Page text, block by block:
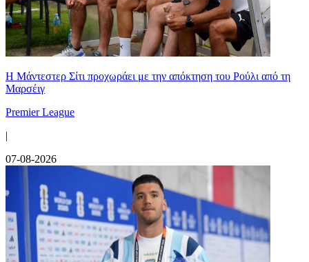
Η Μάντεστερ Σίτι προχωράει με την απόκτηση του Ρούλι από τη
Μαρσέιγ
Premier League
|
07-08-2026